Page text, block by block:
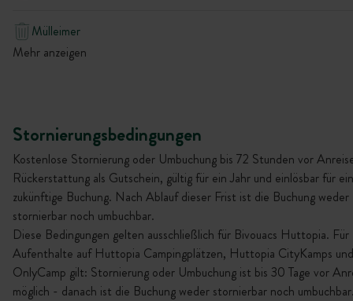
Mülleimer
Mehr anzeigen
Stornierungsbedingungen
Kostenlose Stornierung oder Umbuchung bis 72 Stunden vor
Rückerstattung als Gutschein, gültig für ein Jahr und einlösbar für
zukünftige Buchung. Nach Ablauf dieser Frist ist die Buchung weder
stornierbar noch umbuchbar.
Diese Bedingungen gelten ausschließlich für Bivouacs Huttopia. Für
Aufenthalte auf Huttopia Campingplätzen, Huttopia CityKamps und
OnlyCamp gilt: Stornierung oder Umbuchung ist bis 30 Tage vor
möglich - danach ist die Buchung weder stornierbar noch